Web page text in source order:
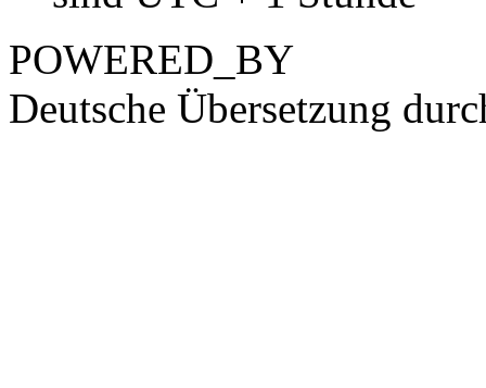
POWERED_BY
Deutsche Übersetzung